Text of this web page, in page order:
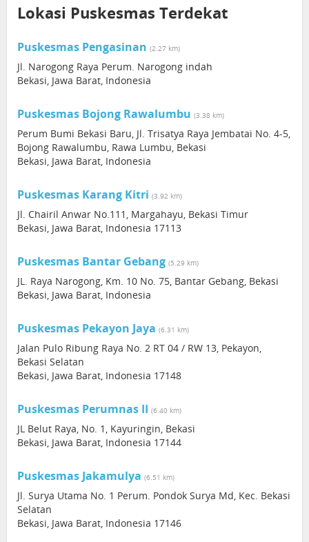
Lokasi Puskesmas Terdekat
Puskesmas Pengasinan (2.27 km)
Jl. Narogong Raya Perum. Narogong indah
Bekasi, Jawa Barat, Indonesia
Puskesmas Bojong Rawalumbu (3.38 km)
Perum Bumi Bekasi Baru, Jl. Trisatya Raya Jembatai No. 4-5,
Bojong Rawalumbu, Rawa Lumbu, Bekasi
Bekasi, Jawa Barat, Indonesia
Puskesmas Karang Kitri (3.92 km)
Jl. Chairil Anwar No.111, Margahayu, Bekasi Timur
Bekasi, Jawa Barat, Indonesia 17113
Puskesmas Bantar Gebang (5.29 km)
JL. Raya Narogong, Km. 10 No. 75, Bantar Gebang, Bekasi
Bekasi, Jawa Barat, Indonesia
Puskesmas Pekayon Jaya (6.31 km)
Jalan Pulo Ribung Raya No. 2 RT 04 / RW 13, Pekayon,
Bekasi Selatan
Bekasi, Jawa Barat, Indonesia 17148
Puskesmas Perumnas II (6.40 km)
JL Belut Raya, No. 1, Kayuringin, Bekasi
Bekasi, Jawa Barat, Indonesia 17144
Puskesmas Jakamulya (6.51 km)
Jl. Surya Utama No. 1 Perum. Pondok Surya Md, Kec. Bekasi
Selatan
Bekasi, Jawa Barat, Indonesia 17146